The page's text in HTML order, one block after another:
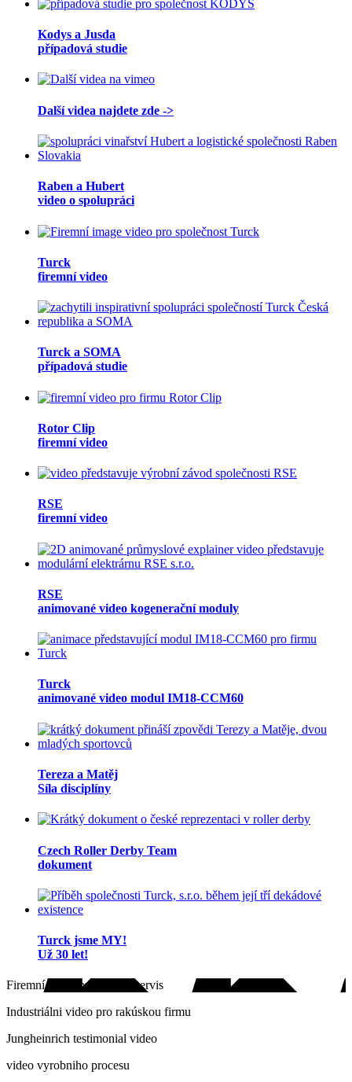
Kodys a Jusda
případová studie
Další videa najdete zde ->
Raben a Hubert
video o spolupráci
Turck
firemní video
Turck a SOMA
případová studie
Rotor Clip
firemní video
RSE
firemní video
RSE
animované video kogenerační moduly
Turck
animované video modul IM18-CCM60
Tereza a Matěj
Síla disciplíny
Czech Roller Derby Team
dokument
Turck jsme MY!
Už 30 let!
Firemní video pro realitní servis
Industriálni video pro rakúskou firmu
Jungheinrich testimonial video
video vyrobniho procesu